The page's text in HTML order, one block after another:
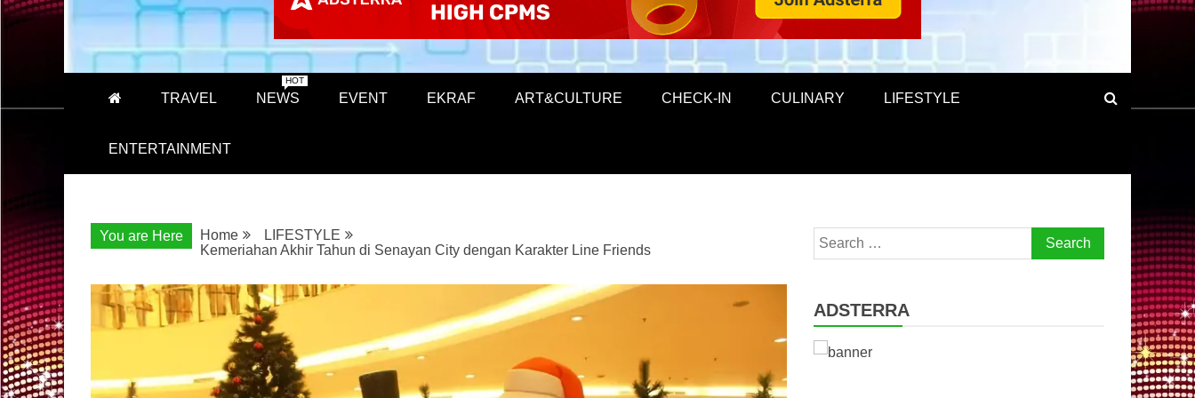
TRAVEL NEWS
HOT
EVENT EKRAF ART&CULTURE CHECK-IN CULINARY LIFESTYLE
ENTERTAINMENT
You are Here Home
LIFESTYLE
Kemeriahan Akhir Tahun di Senayan City dengan Karakter Line Friends
Search
for:
ADSTERRA